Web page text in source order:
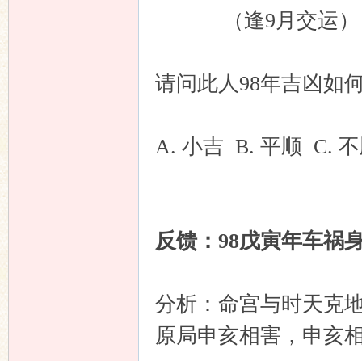
（逢9月交运）
请问此人98年吉凶如
A. 小吉 B. 平顺 C.
反馈：98戊寅年车祸
分析：命宫与时天克
原局申亥相害，申亥